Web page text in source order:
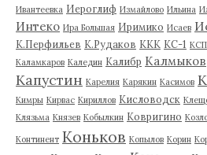
Ивантеевка Иероглиф Измайлово Ильина
Интеко Ира Большая Иримико Исаев
К.Перфильев К.Рудаков ККК КС-1 КСП
Каламкаров Каледин Калибр Калмыков
Капустин Карелия Карякин Касимов
Кимры Кирвас Кириллов Кисловодск
Клязьма Князев Кобылкин Ковригино
Континент Коньков Копылов Корин